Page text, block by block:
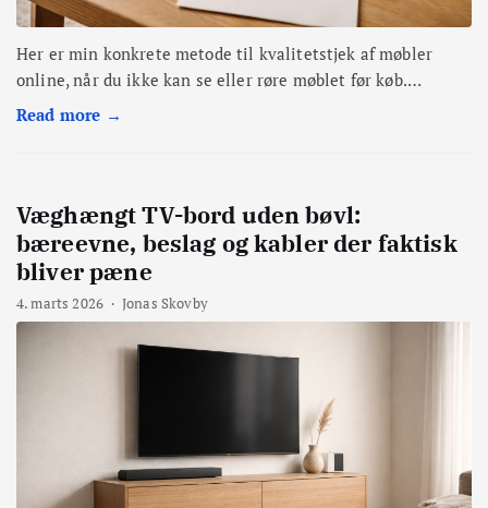
Her er min konkrete metode til kvalitetstjek af møbler
online, når du ikke kan se eller røre møblet før køb.…
Read more →
Væghængt TV-bord uden bøvl:
bæreevne, beslag og kabler der faktisk
bliver pæne
4. marts 2026 · Jonas Skovby